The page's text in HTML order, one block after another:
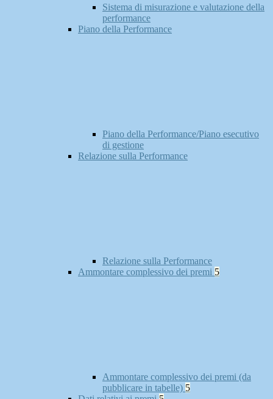
Sistema di misurazione e valutazione della
performance
Piano della Performance
Piano della Performance/Piano esecutivo
di gestione
Relazione sulla Performance
Relazione sulla Performance
Ammontare complessivo dei premi 5
Ammontare complessivo dei premi (da
pubblicare in tabelle) 5